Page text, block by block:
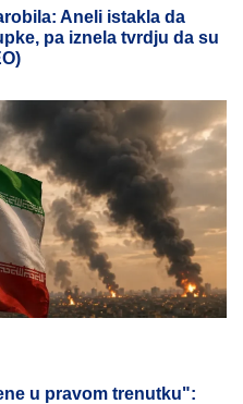
Aneli istakla da
pa iznela tvrdju da su
u pravom trenutku":